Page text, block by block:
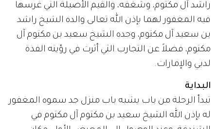
راشد آل مكتوم، وشغفه، والقيم الأصيلة التي غرسها
فيه المغفور لهما بإذن الله تعالى والده الشيخ راشد
بن سعيد آل مكتوم، وجده الشيخ سعيد بن مكتوم آل
مكتوم، فضلاً عن التجارب التي أثرت في رؤيته الفذة
لدبي والإمارات.
البداية
تبدأ الرحلة من باب يشبه باب منزل جد سموه المغفور
له بإذن الله الشيخ سعيد بن مكتوم آل مكتوم في